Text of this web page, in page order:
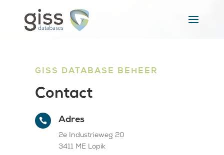
GISS DATABASE BEHEER
Contact
 Adres
2e Industrieweg 20
3411 ME Lopik